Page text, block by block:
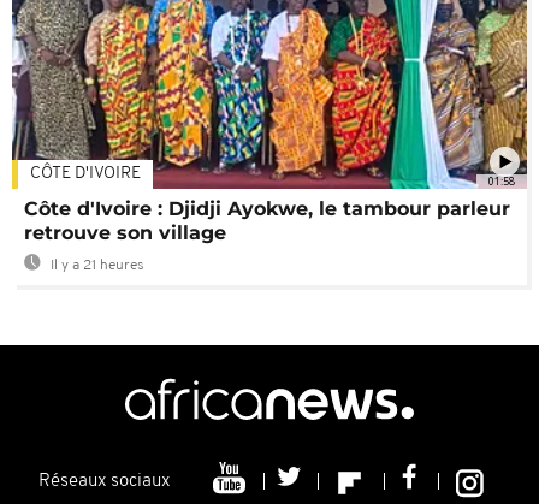
01:58
CÔTE D'IVOIRE
Côte d'Ivoire : Djidji Ayokwe, le tambour parleur
retrouve son village
Il y a 21 heures
Réseaux sociaux